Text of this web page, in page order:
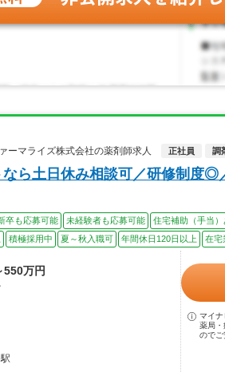
マライズ株式会社の薬剤師求人
正社員 調
なら土日休み相談可／研修制度
卒も応募可能 未経験者も応募可能 住宅補助（手当）
積極採用中 夏～秋入職可 年間休日120日以上 在宅
550万円
マイナ
薬局
のでご